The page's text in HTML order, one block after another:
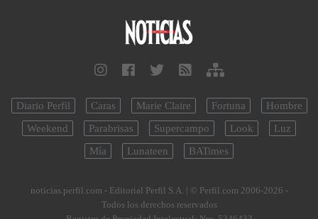
Diario Perfil Caras Marie Claire Fortuna
Hombre
Weekend
Parabrisas Supercampo Look
Luz
Mía
Lunateen BATimes
noticias.perfil.com - Editorial Perfil S.A. | © Perfil.com 2006-2026 -
Todos los derechos reservados